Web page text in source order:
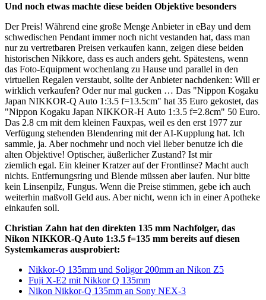
Und noch etwas machte diese beiden Objektive besonders
Der Preis! Während eine große Menge Anbieter in eBay und dem
schwedischen Pendant immer noch nicht vestanden hat, dass man
nur zu vertretbaren Preisen verkaufen kann, zeigen diese beiden
historischen Nikkore, dass es auch anders geht. Spätestens, wenn
das Foto-Equipment wochenlang zu Hause und parallel in den
virtuellen Regalen verstaubt, sollte der Anbieter nachdenken: Will er
wirklich verkaufen? Oder nur mal gucken … Das "Nippon Kogaku
Japan NIKKOR-Q Auto 1:3.5 f=13.5cm" hat 35 Euro gekostet, das
"Nippon Kogaku Japan NIKKOR-H Auto 1:3.5 f=2.8cm" 50 Euro.
Das 2.8 cm mit dem kleinen Fauxpas, weil es den erst 1977 zur
Verfügung stehenden Blendenring mit der AI-Kupplung hat. Ich
sammle, ja. Aber nochmehr und noch viel lieber benutze ich die
alten Objektive! Optischer, äußerlicher Zustand? Ist mir
ziemlich egal. Ein kleiner Kratzer auf der Frontlinse? Macht auch
nichts. Entfernungsring und Blende müssen aber laufen. Nur bitte
kein Linsenpilz, Fungus. Wenn die Preise stimmen, gebe ich auch
weiterhin maßvoll Geld aus. Aber nicht, wenn ich in einer Apotheke
einkaufen soll.
Christian Zahn hat den direkten 135 mm Nachfolger, das
Nikon NIKKOR-Q Auto 1:3.5 f=135 mm bereits auf diesen
Systemkameras ausprobiert:
Nikkor-Q 135mm und Soligor 200mm an Nikon Z5
Fuji X-E2 mit Nikkor Q 135mm
Nikon Nikkor-Q 135mm an Sony NEX-3